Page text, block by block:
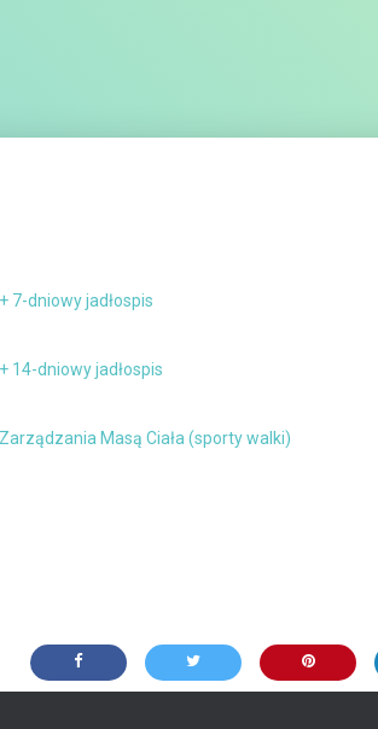
7-dniowy jadłospis
14-dniowy jadłospis
Masą Ciała (sporty walki)